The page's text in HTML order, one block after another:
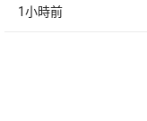
1小時前